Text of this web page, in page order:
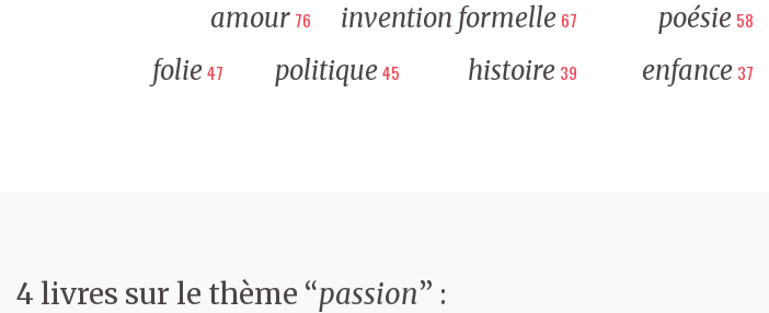
amour 76 invention formelle 67 poésie 58
folie47 politique 45 histoire 39 enfance 37
4 livres sur le thème “passion” :